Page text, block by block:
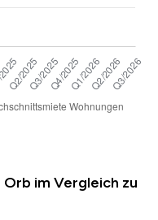
im Vergleich zu